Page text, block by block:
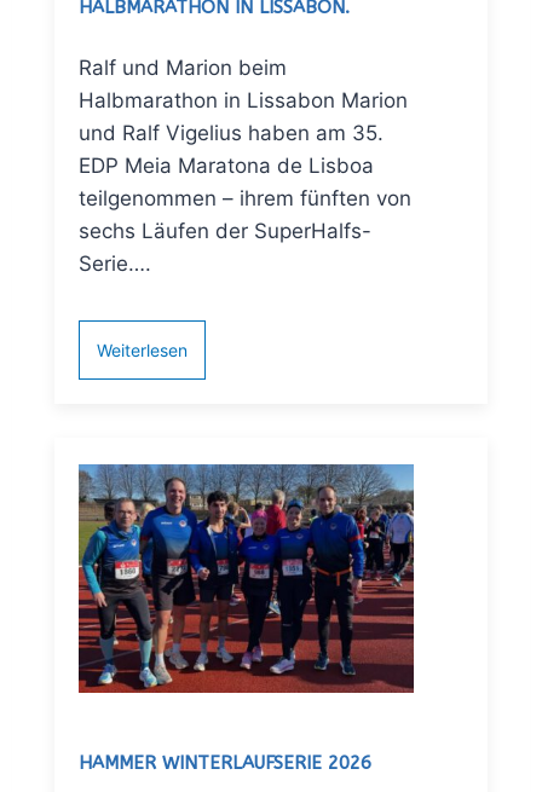
HALBMARATHON IN LISSABON.
Ralf und Marion beim
Halbmarathon in Lissabon Marion
und Ralf Vigelius haben am 35.
EDP Meia Maratona de Lisboa
teilgenommen – ihrem fünften von
sechs Läufen der SuperHalfs-
Serie….
Weiterlesen
HAMMER WINTERLAUFSERIE 2026